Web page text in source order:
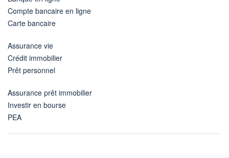
Compte bancaire en ligne
Carte bancaire
Assurance vie
Crédit immobilier
Prêt personnel
Assurance prêt immobilier
Investir en bourse
PEA